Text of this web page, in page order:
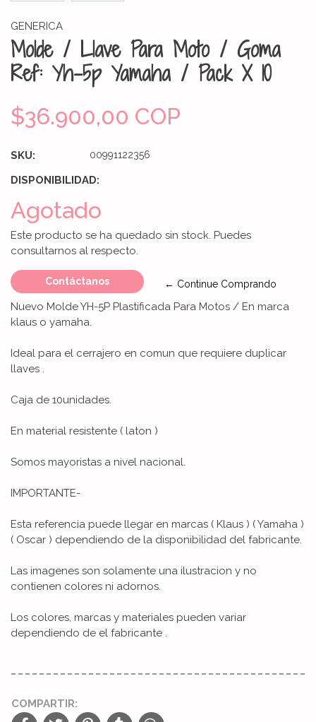
GENERICA
Molde / Llave Para Moto / Goma
Ref: Yh-5p Yamaha / Pack X 10
$36.900,00 COP
SKU: 00991122356
DISPONIBILIDAD:
Agotado
Este producto se ha quedado sin stock. Puedes
consultarnos al respecto.
Contáctanos ← Continue Comprando
Nuevo Molde YH-5P Plastificada Para Motos / En marca
klaus o yamaha.
Ideal para el cerrajero en comun que requiere duplicar
llaves .
Caja de 10unidades.
En material resistente ( laton )
Somos mayoristas a nivel nacional.
IMPORTANTE-
Esta referencia puede llegar en marcas ( Klaus ) ( Yamaha )
( Oscar ) dependiendo de la disponibilidad del fabricante.
Las imagenes son solamente una ilustracion y no
contienen colores ni adornos.
Los colores, marcas y materiales pueden variar
dependiendo de el fabricante .
COMPARTIR: